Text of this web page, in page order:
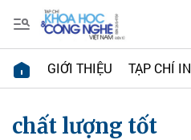
GIỚI THIỆU TẠP CHÍ IN
chất lượng tốt